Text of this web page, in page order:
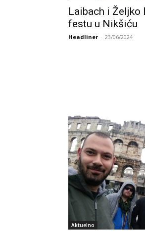
Laibach i Željko
festu u Nikšiću
Headliner - 23/06/2024
Aktuelno